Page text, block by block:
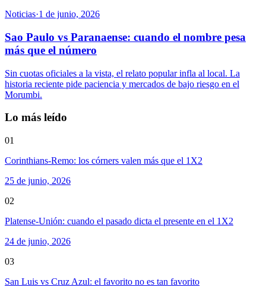
Noticias·1 de junio, 2026
Sao Paulo vs Paranaense: cuando el nombre pesa
más que el número
Sin cuotas oficiales a la vista, el relato popular infla al local. La
historia reciente pide paciencia y mercados de bajo riesgo en el
Morumbi.
Lo más leído
01
Corinthians-Remo: los córners valen más que el 1X2
25 de junio, 2026
02
Platense-Unión: cuando el pasado dicta el presente en el 1X2
24 de junio, 2026
03
San Luis vs Cruz Azul: el favorito no es tan favorito